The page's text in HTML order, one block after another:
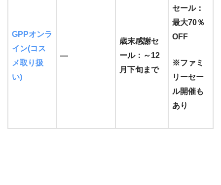
GPPオンラ
イン(コス
メ取り扱
い)
―
歳末感謝セ
ール：～12
月下旬まで
セール：
最大70％
OFF
※ファミ
リーセー
ル開催も
あり